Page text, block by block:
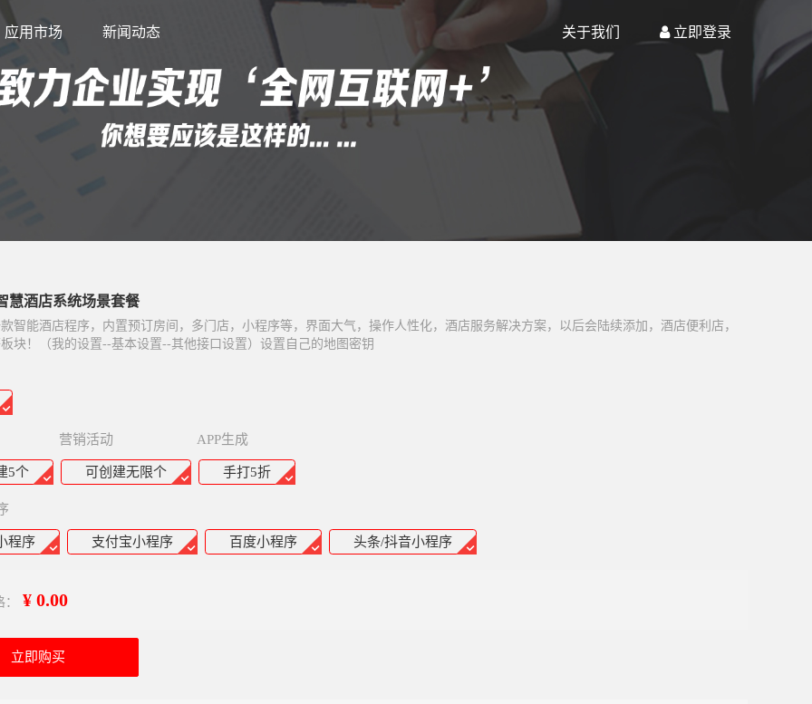
应用市场 新闻动态 关于我们 立即登录
慧酒店系统场景套餐
智能酒店程序，内置预订房间，多门店，小程序等，界面大气，操作人性化，酒店服务解决方案，以后会陆续添加，酒店便利店，
块！（我的设置--基本设置--其他接口设置）设置自己的地图密钥
5个
营销活动
可创建无限个
APP生成
手打5折
程序 支付宝小程序 百度小程序 头条/抖音小程序
¥ 0.00
立即购买